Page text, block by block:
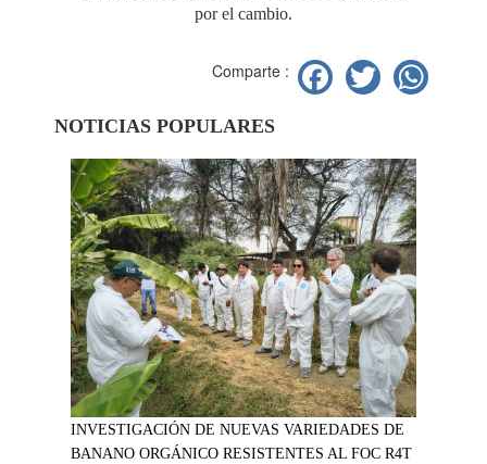
por el cambio.
Comparte : Facebook
Twitter
NOTICIAS POPULARES
INVESTIGACIÓN DE NUEVAS VARIEDADES DE
BANANO ORGÁNICO RESISTENTES AL FOC R4T